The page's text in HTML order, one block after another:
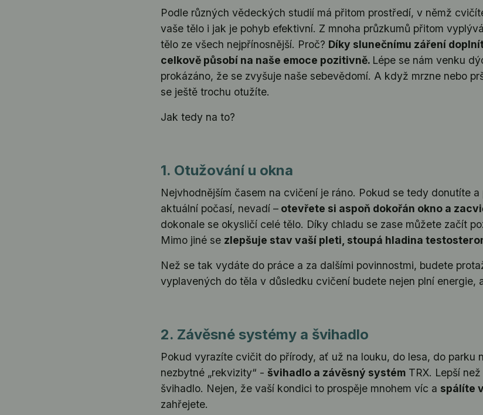
Podle různých vědeckých studií má přitom prostředí, v němž
vaše tělo i jak je pohyb efektivní. Z mnoha průzkumů přitom
tělo ze všech nejpřínosnější. Proč? Díky slunečnímu záření
celkově působí na naše emoce pozitivně. Lépe se nám venku
prokázáno, že se zvyšuje naše sebevědomí. A když mrzne nebo
se ještě trochu otužíte.
Jak tedy na to?
1. Otužování u okna
Nejvhodnějším časem na cvičení je ráno. Pokud se tedy donutíte
aktuální počasí, nevadí – otevřete si aspoň dokořán okno a
dokonale se okysličí celé tělo. Díky chladu se zase můžete začít
Mimo jiné se zlepšuje stav vaší pleti, stoupá hladina
Než se tak vydáte do práce a za dalšími povinnostmi, budete
vyplavených do těla v důsledku cvičení budete nejen plní energie,
2. Závěsné systémy a švihadlo
Pokud vyrazíte cvičit do přírody, ať už na louku, do lesa, do parku
nezbytné „rekvizity“ - švihadlo a závěsný systém TRX. Lepší
švihadlo. Nejen, že vaší kondici to prospěje mnohem víc a spálíte
zahřejete.